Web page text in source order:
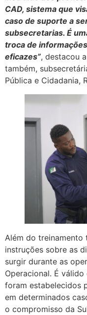
CAD, sistema que
caso de suporte a
subsecretarias. É
troca de
eficazes”, destacou
também,
Pública e Cidadania,
Além do treinamento
instruções sobre as
surgir durante as
Operacional. É
foram estabelecidos
em determinados
o compromisso da